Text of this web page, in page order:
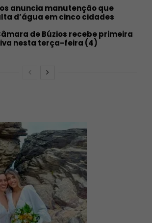
anuncia manutenção que
d’água em cinco cidades
de Búzios recebe primeira
nesta terça-feira (4)